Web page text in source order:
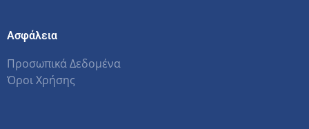
Ασφάλεια
Προσωπικά Δεδομένα
Όροι Χρήσης